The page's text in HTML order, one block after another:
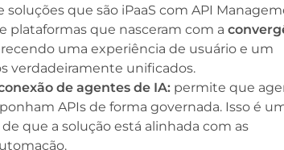
soluções que são iPaaS com API
plataformas que nasceram com a
uma experiência de usuário e um
verdadeiramente unificados.
de agentes de IA: permite que
APIs de forma governada. Isso é
que a solução está alinhada com as